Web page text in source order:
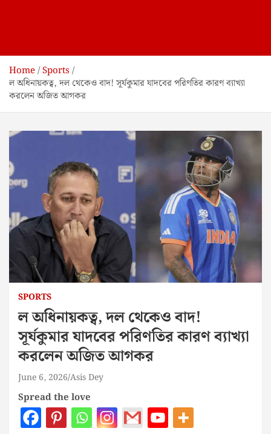
Home Sports
ল অধিনায়কত্ব, দল থেকেও বাদ! সূর্যকুমার যাদবের পরিণতির কারণ ব্যাখ্যা
করলেন অজিত আগকর
SPORTS
ল অধিনায়কত্ব, দল থেকেও বাদ!
সূর্যকুমার যাদবের পরিণতির কারণ ব্যাখ্যা
করলেন অজিত আগকর
June 6, 2026 Asis Dey
Spread the love